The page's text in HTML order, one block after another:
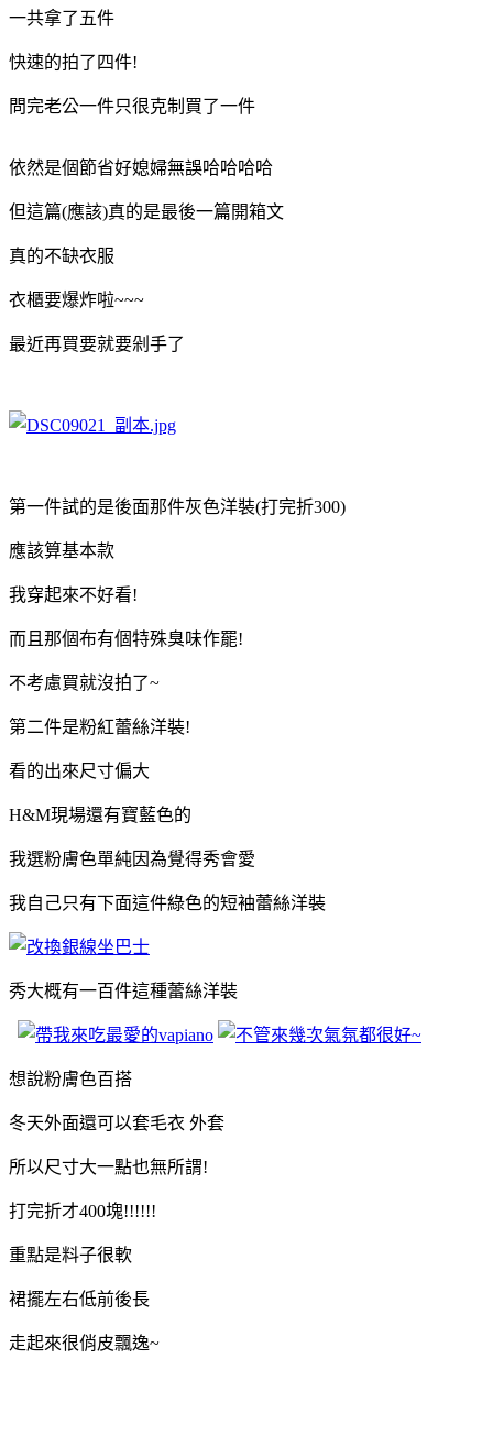
一共拿了五件
快速的拍了四件!
問完老公一件只很克制買了一件
依然是個節省好媳婦無誤哈哈哈哈
但這篇(應該)真的是最後一篇開箱文
真的不缺衣服
衣櫃要爆炸啦~~~
最近再買要就要剁手了
第一件試的是後面那件灰色洋裝(打完折300)
應該算基本款
我穿起來不好看!
而且那個布有個特殊臭味作罷!
不考慮買就沒拍了~
第二件是粉紅蕾絲洋裝!
看的出來尺寸偏大
H&M現場還有寶藍色的
我選粉膚色單純因為覺得秀會愛
我自己只有下面這件綠色的短袖蕾絲洋裝
秀大概有一百件這種蕾絲洋裝
想說粉膚色百搭
冬天外面還可以套毛衣 外套
所以尺寸大一點也無所謂!
打完折才400塊!!!!!!
重點是料子很軟
裙擺左右低前後長
走起來很俏皮飄逸~